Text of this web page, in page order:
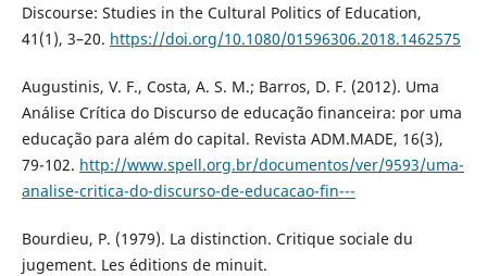
Discourse: Studies in the Cultural Politics of Education,
41(1), 3–20. https://doi.org/10.1080/01596306.2018.1462575
Augustinis, V. F., Costa, A. S. M.; Barros, D. F. (2012). Uma
Análise Crítica do Discurso de educação financeira: por uma
educação para além do capital. Revista ADM.MADE, 16(3),
79-102. http://www.spell.org.br/documentos/ver/9593/uma-
analise-critica-do-discurso-de-educacao-fin---
Bourdieu, P. (1979). La distinction. Critique sociale du
jugement. Les éditions de minuit.